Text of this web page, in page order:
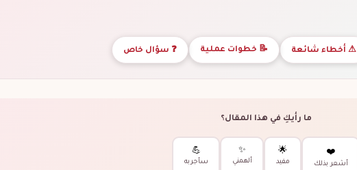
⚠ أخطاء شائعة 📝 خطوات عملية ❓ سؤال خاص
ما رأيكِ في هذا المقال؟
❤️
أشعر بذلك
🌟
مفيد
✨
ألهمني
💪
سأجربه